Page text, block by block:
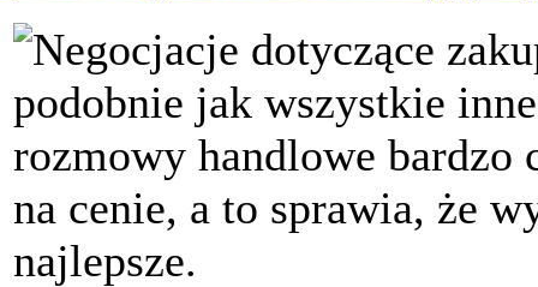
Negocjacje dotyczące
podobnie jak wszystkie
rozmowy handlowe bardzo
na cenie, a to sprawia, że
najlepsze.